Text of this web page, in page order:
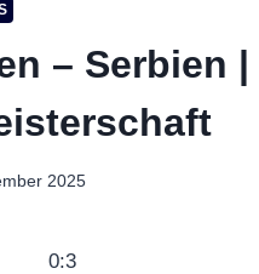
– Serbien |
2025
0:3